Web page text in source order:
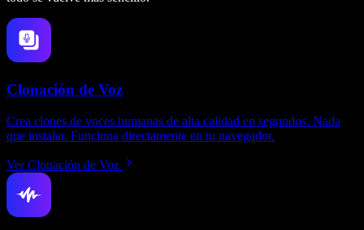
Clonación de Voz
Crea clones de voces humanas de alta calidad en segundos. Nada
que instalar. Funciona directamente en tu navegador.
Ver Clonación de Voz